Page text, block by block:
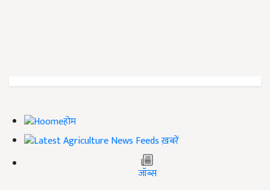
होम
ख़बरें
जॉब्स